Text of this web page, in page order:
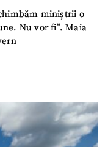
miniștrii o
Nu vor fi”. Maia